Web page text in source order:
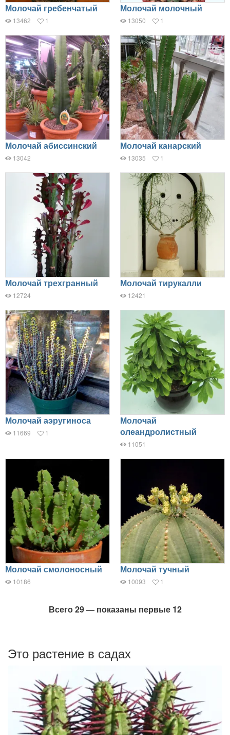
Молочай гребенчатый
13462 1
Молочай молочный
13050 1
Молочай абиссинский
13042
Молочай канарский
13035 1
Молочай трехгранный
12724
Молочай тирукалли
12421
Молочай аэругиноса
11669 1
Молочай
олеандролистный
11051
Молочай смолоносный
10186
Молочай тучный
10093 1
Всего 29 — показаны первые 12
Это растение в садах